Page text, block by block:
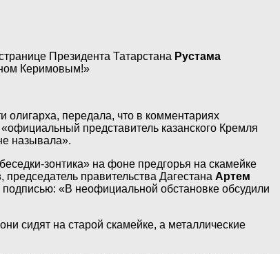
Президента Татарстана Рустама
Керимовым!»
олигарха, передала, что в комментариях
представитель казанского Кремля
называла».
зонтика» на фоне предгорья на скамейке
, председатель правительства Дагестана Артем
«В неофициальной обстановке обсудили
сидят на старой скамейке, а металлические